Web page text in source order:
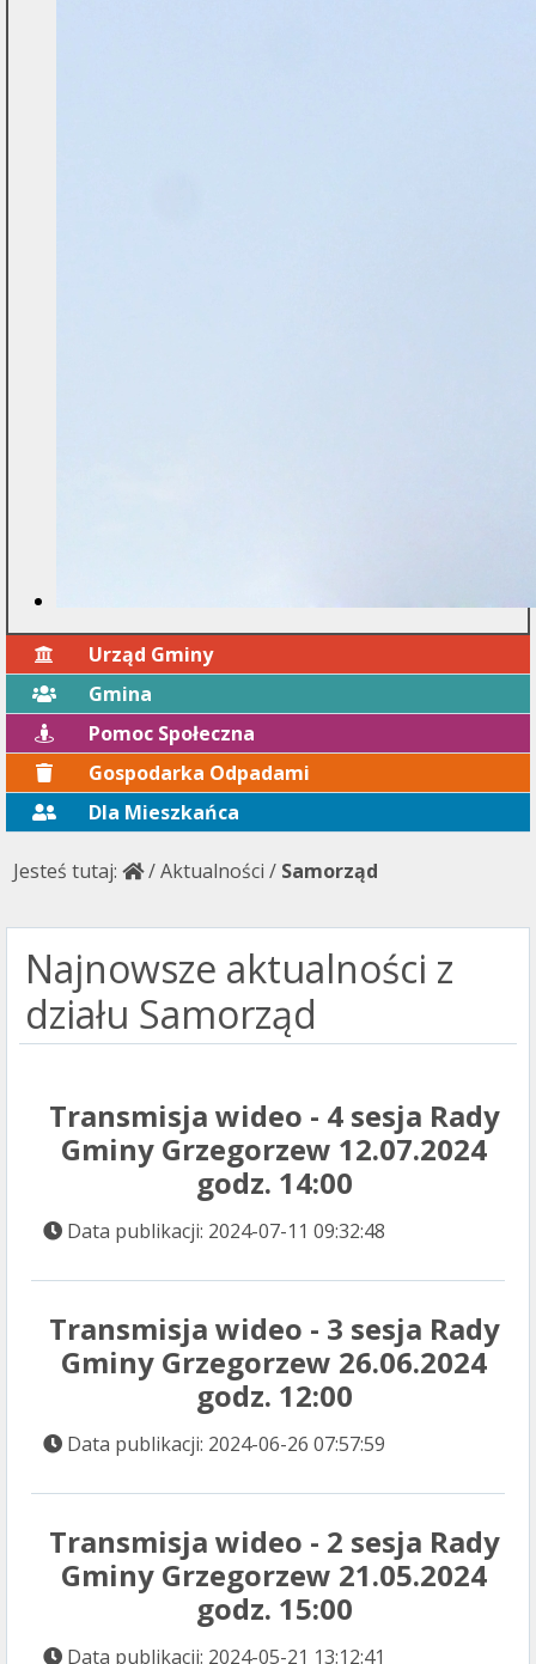
Urząd Gminy
Gmina
Pomoc Społeczna
Gospodarka Odpadami
Dla Mieszkańca
Jesteś tutaj: /Aktualności / Samorząd
Najnowsze aktualności z
działu Samorząd
Transmisja wideo - 4 sesja Rady
Gminy Grzegorzew 12.07.2024
godz. 14:00
Data publikacji: 2024-07-11 09:32:48
Transmisja wideo - 3 sesja Rady
Gminy Grzegorzew 26.06.2024
godz. 12:00
Data publikacji: 2024-06-26 07:57:59
Transmisja wideo - 2 sesja Rady
Gminy Grzegorzew 21.05.2024
godz. 15:00
Data publikacji: 2024-05-21 13:12:41